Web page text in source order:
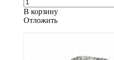
В корзину
Oтложить